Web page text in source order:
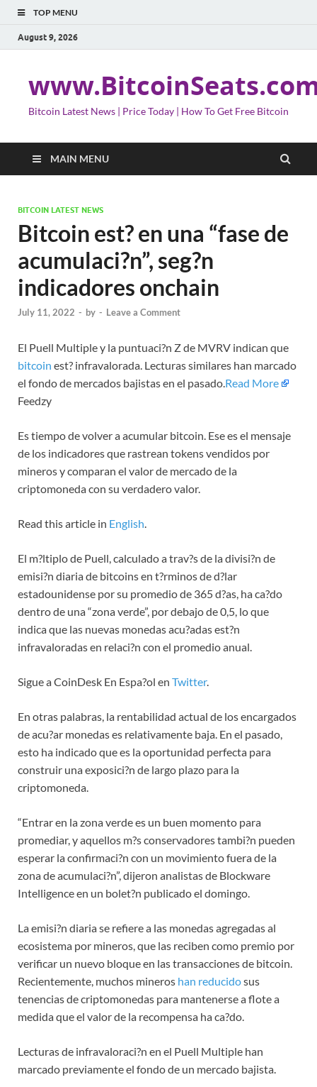
TOP MENU
August 9, 2026
Bitcoin Latest News | Price Today | How To Get Free Bitcoin
MAIN MENU
BITCOIN LATEST NEWS
Bitcoin est? en una “fase de
acumulaci?n”, seg?n
indicadores onchain
July 11, 2022 - by - Leave a Comment
El Puell Multiple y la puntuaci?n Z de MVRV indican que
bitcoin est? infravalorada. Lecturas similares han marcado
el fondo de mercados bajistas en el pasado.Read More
Feedzy
Es tiempo de volver a acumular bitcoin. Ese es el mensaje
de los indicadores que rastrean tokens vendidos por
mineros y comparan el valor de mercado de la
criptomoneda con su verdadero valor.
Read this article in English.
El m?ltiplo de Puell, calculado a trav?s de la divisi?n de
emisi?n diaria de bitcoins en t?rminos de d?lar
estadounidense por su promedio de 365 d?as, ha ca?do
dentro de una “zona verde”, por debajo de 0,5, lo que
indica que las nuevas monedas acu?adas est?n
infravaloradas en relaci?n con el promedio anual.
Sigue a CoinDesk En Espa?ol en Twitter.
En otras palabras, la rentabilidad actual de los encargados
de acu?ar monedas es relativamente baja. En el pasado,
esto ha indicado que es la oportunidad perfecta para
construir una exposici?n de largo plazo para la
criptomoneda.
“Entrar en la zona verde es un buen momento para
promediar, y aquellos m?s conservadores tambi?n pueden
esperar la confirmaci?n con un movimiento fuera de la
zona de acumulaci?n”, dijeron analistas de Blockware
Intelligence en un bolet?n publicado el domingo.
La emisi?n diaria se refiere a las monedas agregadas al
ecosistema por mineros, que las reciben como premio por
verificar un nuevo bloque en las transacciones de bitcoin.
Recientemente, muchos mineros han reducidosus
tenencias de criptomonedas para mantenerse a flote a
medida que el valor de la recompensa ha ca?do.
Lecturas de infravaloraci?n en el Puell Multiple han
marcado previamente el fondo de un mercado bajista.